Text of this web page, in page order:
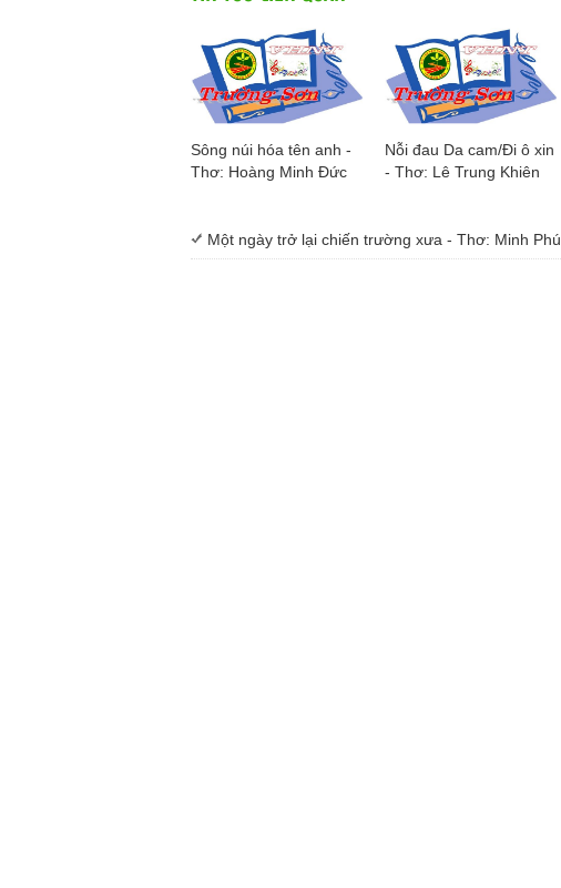
Sông núi hóa tên anh -
Thơ: Hoàng Minh Đức
Nỗi đau Da cam/Đi ô xin
- Thơ: Lê Trung Khiên
Một ngày trở lại chiến trường xưa - Thơ: Minh Phú